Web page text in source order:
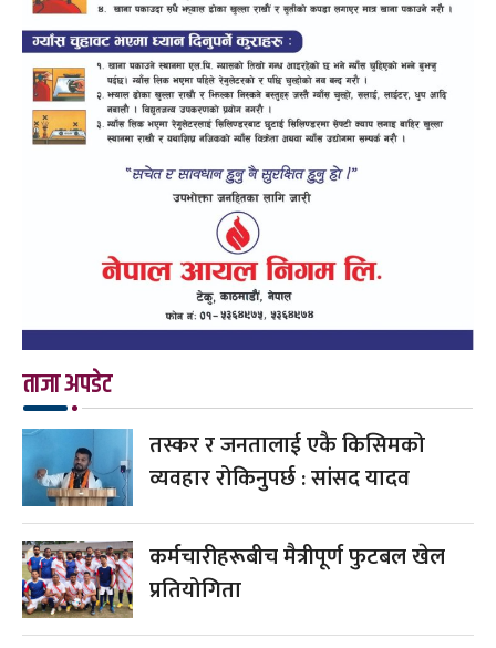
ताजा अपडेट
तस्कर र जनतालाई एकै किसिमको
व्यवहार रोकिनुपर्छ : सांसद यादव
कर्मचारीहरूबीच मैत्रीपूर्ण फुटबल खेल
प्रतियोगिता